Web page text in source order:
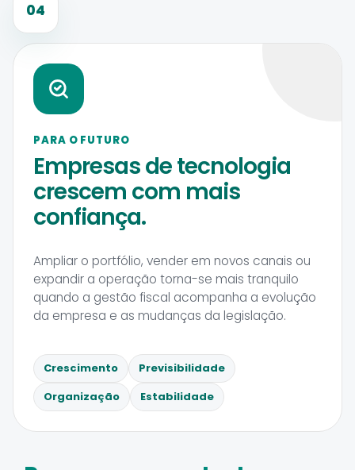
04
PARA O FUTURO
Empresas de tecnologia
crescem com mais
confiança.
Ampliar o portfólio, vender em novos canais ou
expandir a operação torna-se mais tranquilo
quando a gestão fiscal acompanha a evolução
da empresa e as mudanças da legislação.
Crescimento
Previsibilidade
Organização
Estabilidade